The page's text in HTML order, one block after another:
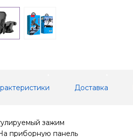
Доставка
зажим
приборную панель